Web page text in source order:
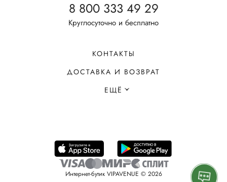
8 800 333 49 29
Круглосуточно и бесплатно
КОНТАКТЫ
ДОСТАВКА И ВОЗВРАТ
ЕЩЁ
Интернет-бутик VIPAVENUE © 2026